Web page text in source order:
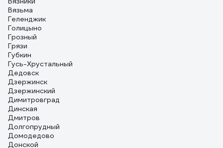
Вязьма
Геленджик
Голицыно
Грозный
Грязи
Губкин
Гусь-Хрустальный
Дедовск
Дзержинск
Дзержинский
Димитровград
Динская
Дмитров
Долгопрудный
Домодедово
Донской